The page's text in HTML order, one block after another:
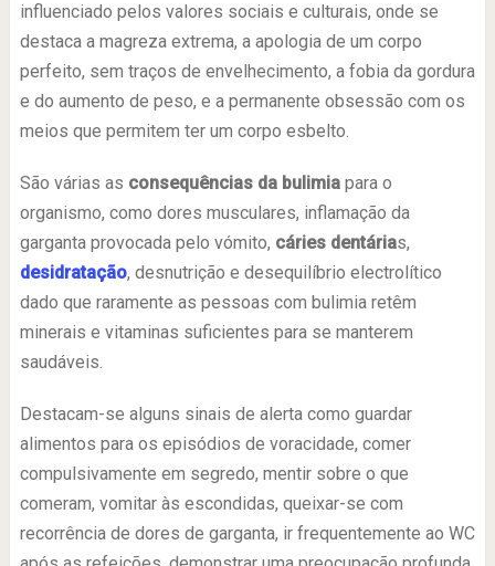
influenciado pelos valores sociais e culturais, onde se
destaca a magreza extrema, a apologia de um corpo
perfeito, sem traços de envelhecimento, a fobia da gordura
e do aumento de peso, e a permanente obsessão com os
meios que permitem ter um corpo esbelto.
São várias as consequências da bulimiapara o
organismo, como dores musculares, inflamação da
garganta provocada pelo vómito, cáries dentárias,
desidratação, desnutrição e desequilíbrio electrolítico
dado que raramente as pessoas com bulimia retêm
minerais e vitaminas suficientes para se manterem
saudáveis.
Destacam-se alguns sinais de alerta como guardar
alimentos para os episódios de voracidade, comer
compulsivamente em segredo, mentir sobre o que
comeram, vomitar às escondidas, queixar-se com
recorrência de dores de garganta, ir frequentemente ao WC